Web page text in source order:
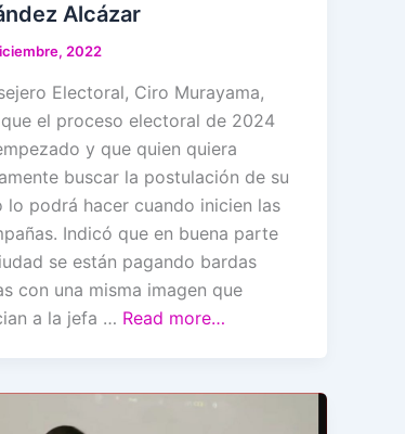
Alcázar
2022
Electoral, Ciro Murayama,
el proceso electoral de 2024
y que quien quiera
buscar la postulación de su
lo podrá hacer cuando inicien las
Indicó que en buena parte
se están pagando bardas
con una misma imagen que
a la jefa … Read more…